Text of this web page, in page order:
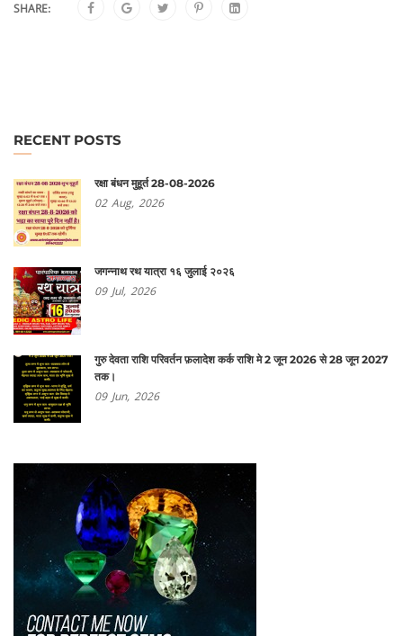
SHARE:
RECENT POSTS
रक्षा बंधन मुहूर्त 28-08-2026
02 Aug, 2026
जगन्नाथ रथ यात्रा १६ जुलाई २०२६
09 Jul, 2026
गुरु देवता राशि परिवर्तन फ़लादेश कर्क राशि मे 2 जून 2026 से 28 जून 2027
तक।
09 Jun, 2026